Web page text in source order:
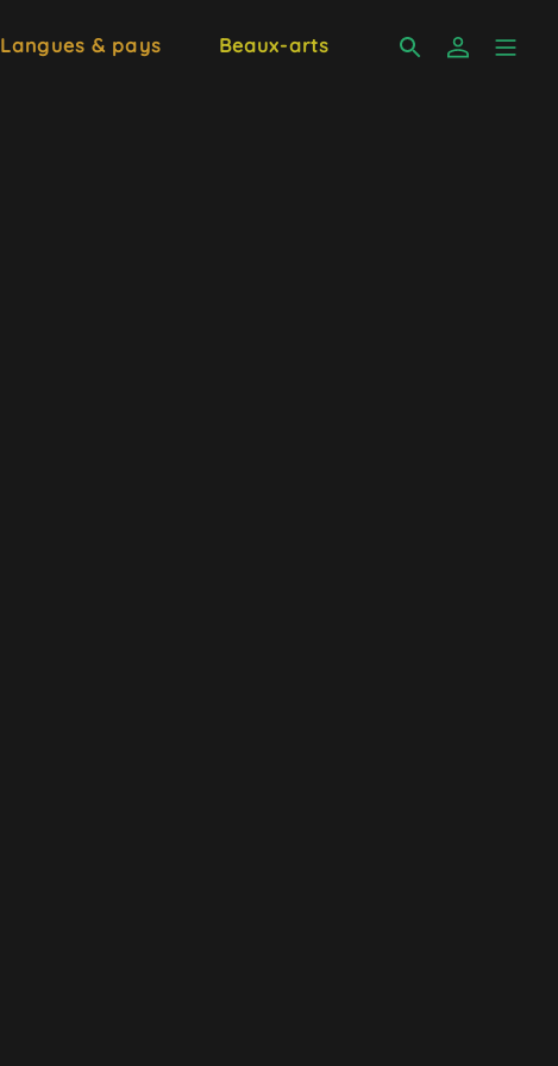
Langues & pays Beaux-arts